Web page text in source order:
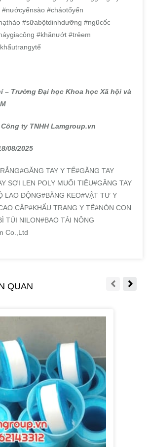
#cháotổyến
#sữabộtdinhdưỡng #ngũcốc
#khănướt #trẻem
– Trường Đại học Khoa học Xã hội và
ty TNHH Lamgroup.vn
08/2025
TAY Y TẾ#GĂNG TAY
SỢI LEN POLY MUỐI TIÊU#GĂNG TAY
LAO ĐỘNG#BĂNG KEO#VẬT TƯ Y
CẤP#KHẨU TRANG Y TẾ#NÓN CON
TÚI NILON#BAO TẢI NÔNG
Co.,Ltd
QUAN